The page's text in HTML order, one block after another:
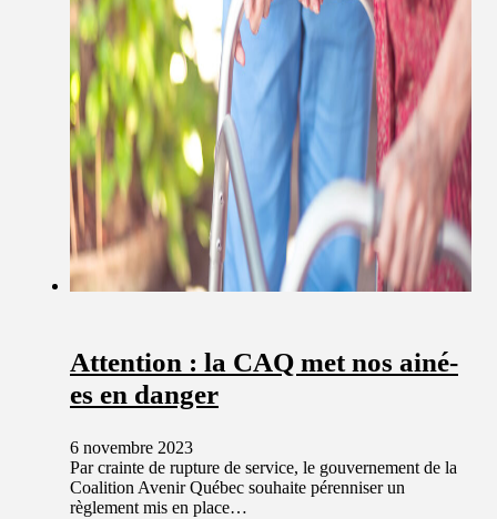
Attention : la CAQ met nos ainé-
es en danger
6 novembre 2023
Par crainte de rupture de service, le gouvernement de la
Coalition Avenir Québec souhaite pérenniser un
règlement mis en place…